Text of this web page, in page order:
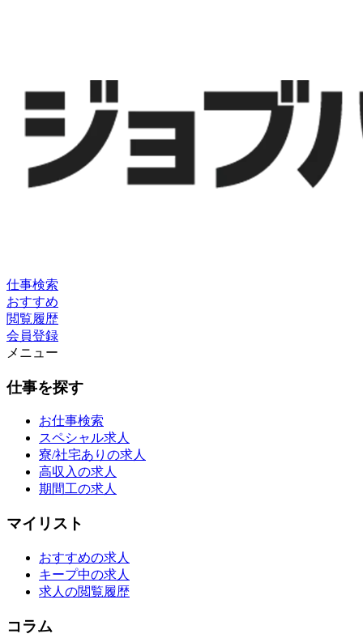
仕事検索
おすすめ
閲覧履歴
会員登録
メニュー
仕事を探す
お仕事検索
スペシャル求人
寮/社宅ありの求人
高収入の求人
期間工の求人
マイリスト
おすすめの求人
キープ中の求人
求人の閲覧履歴
コラム